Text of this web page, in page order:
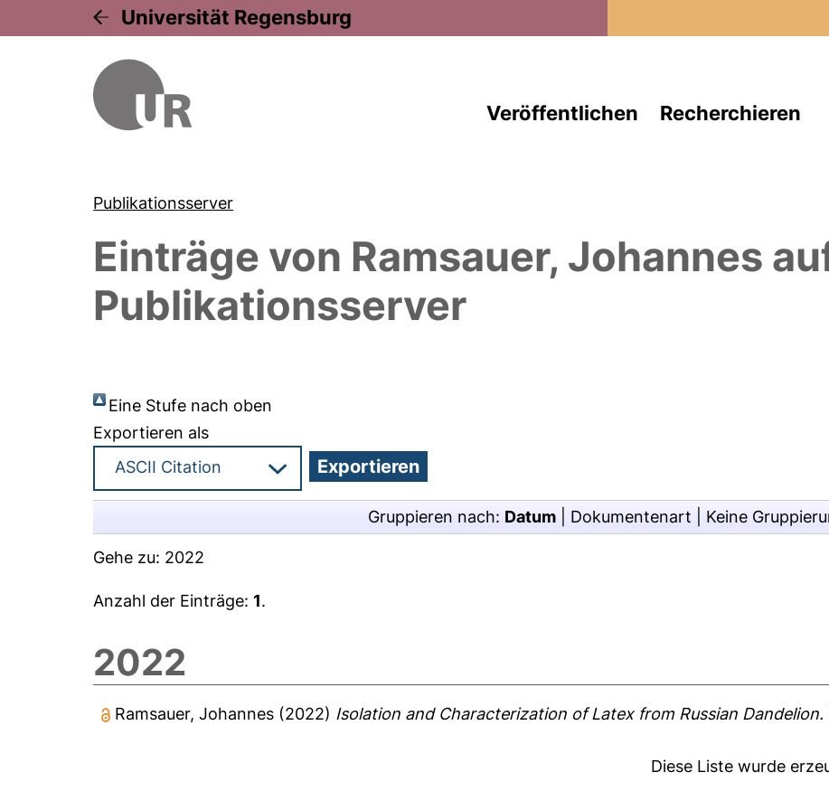
Universität Regensburg
Veröffentlichen Recherchieren
Publikationsserver
Einträge von Ramsauer, Johannes
Publikationsserver
Eine Stufe nach oben
Exportieren als
Gruppieren nach: Datum Dokumentenart Keine
Gehe zu: 2022
Anzahl der Einträge:1.
2022
Ramsauer, Johannes (2022) Isolation and Characterization of Latex from Russian Dandelion.
Diese Liste wurde